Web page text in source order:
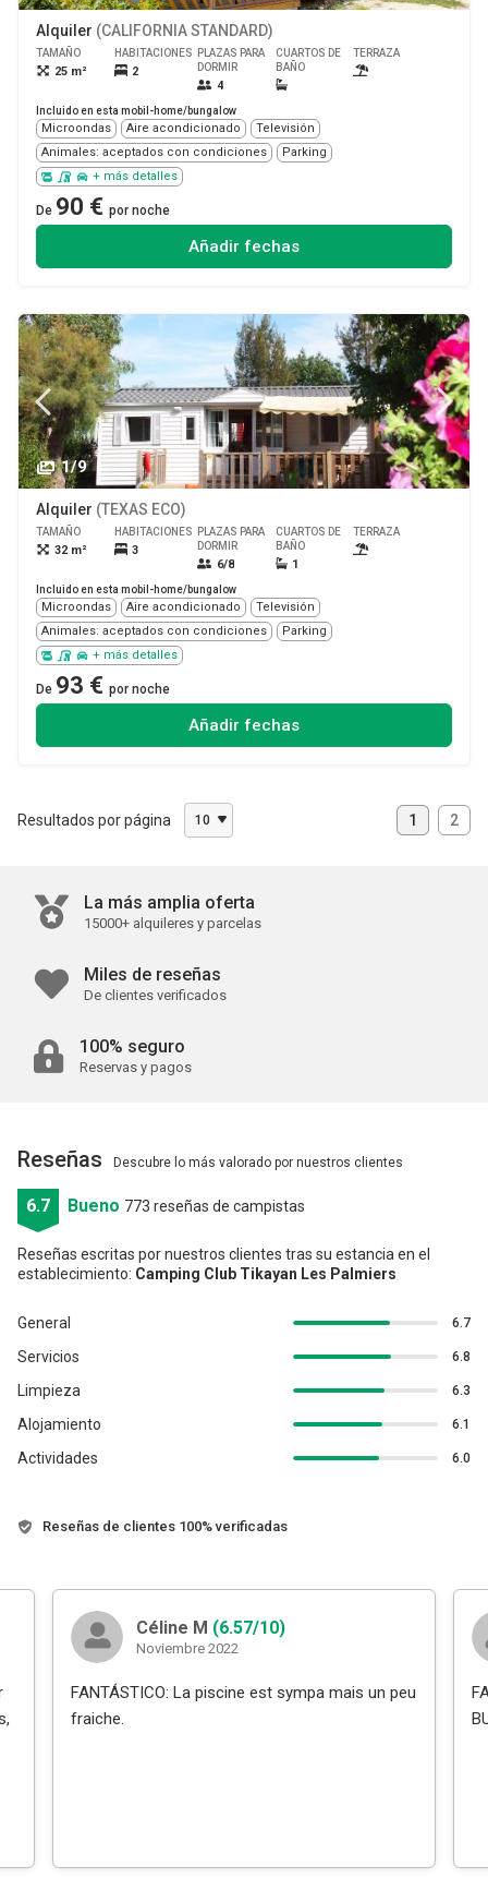
Alquiler (CALIFORNIA STANDARD)
TAMAÑO
25 m²
HABITACIONES
2
PLAZAS PARA
DORMIR
4
CUARTOS DE
BAÑO
TERRAZA
Incluido en esta mobil-home/bungalow
Microondas Aire acondicionado
Televisión
Animales: aceptados con condiciones
Parking
+ más detalles
De 90 € por noche
Añadir fechas
1/9
Alquiler (TEXAS ECO)
TAMAÑO
32 m²
HABITACIONES
3
PLAZAS PARA
DORMIR
6/8
CUARTOS DE
BAÑO
1
TERRAZA
Incluido en esta mobil-home/bungalow
Microondas Aire acondicionado
Televisión
Animales: aceptados con condiciones
Parking
+ más detalles
De 93 € por noche
Añadir fechas
Resultados por página 10 1 2
La más amplia oferta
15000+ alquileres y parcelas
Miles de reseñas
De clientes verificados
100% seguro
Reservas y pagos
Reseñas Descubre lo más valorado por nuestros clientes
6.7 Bueno 773 reseñas de campistas
Reseñas escritas por nuestros clientes tras su estancia en el
establecimiento: Camping Club Tikayan Les Palmiers
General 6.7
Servicios 6.8
Limpieza 6.3
Alojamiento 6.1
Actividades 6.0
Reseñas de clientes 100% verificadas
Céline M (6.57/10)
Noviembre 2022
FANTÁSTICO: La piscine est sympa mais un peu
fraiche.